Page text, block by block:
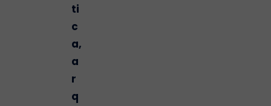
ti
c
a,
a
r
q